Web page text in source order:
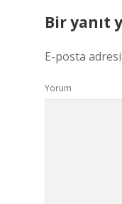
Bir yanıt
E-posta
Yorum